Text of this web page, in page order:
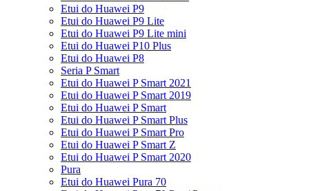
Etui do Huawei P9
Etui do Huawei P9 Lite
Etui do Huawei P9 Lite mini
Etui do Huawei P10 Plus
Etui do Huawei P8
Seria P Smart
Etui do Huawei P Smart 2021
Etui do Huawei P Smart 2019
Etui do Huawei P Smart
Etui do Huawei P Smart Plus
Etui do Huawei P Smart Pro
Etui do Huawei P Smart Z
Etui do Huawei P Smart 2020
Pura
Etui do Huawei Pura 70